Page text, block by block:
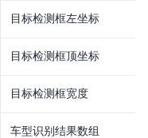
目标检测框左坐标
目标检测框顶坐标
目标检测框宽度
车型识别结果数组